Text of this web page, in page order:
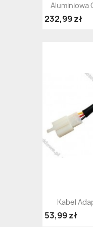
Aluminiowa
232,99 zł
Kabel
53,99 zł